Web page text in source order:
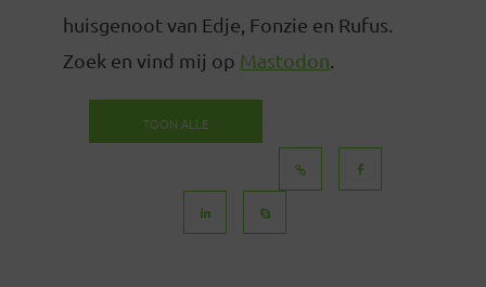
huisgenoot van Edje, Fonzie en Rufus.
Zoek en vind mij op Mastodon
TOON ALLE